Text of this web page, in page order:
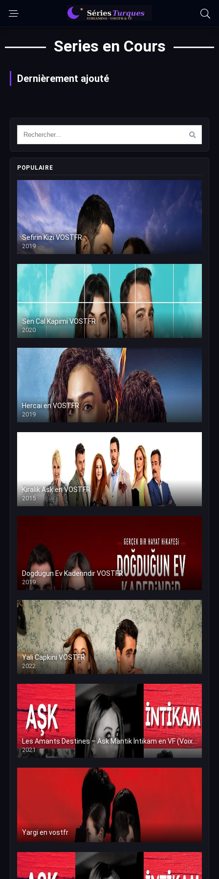
Series en Cours
Dernièrement ajouté
POPULAIRE
Sefirin Kizi VOSTFR
2019
Sen Cal Kapimi VOSTFR
2020
Hercai en VOSTFR
2019
Kiralik Ask en VOSTFR
2015
Dogdugun Ev Kaderindir VOSTFR
2019
Yali Capkini VOSTFR
2022
Les Amants Destines – Ask Mantik İntikam en VF (Voix Francaise)
2021
Yargi en vostfr